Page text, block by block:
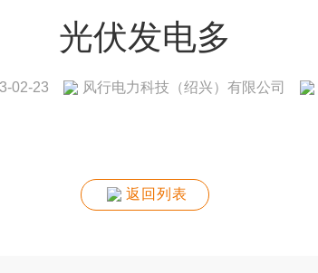
光伏发电多
02-23 风行电力科技（绍兴）有限公司
返回列表